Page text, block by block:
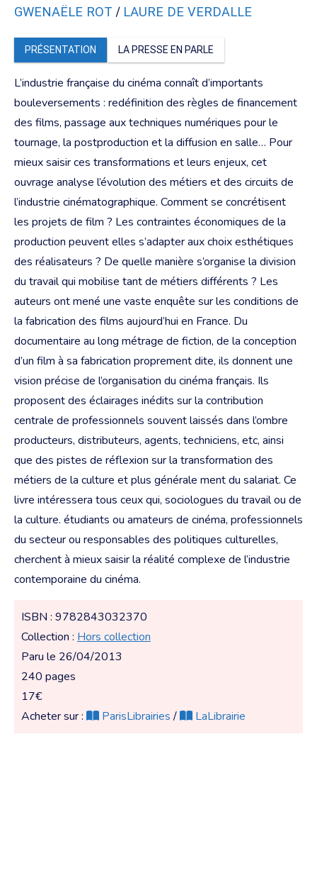
GWENAËLE ROT / LAURE DE VERDALLE
PRÉSENTATION LA PRESSE EN PARLE
L’industrie française du cinéma connaît d’importants
bouleversements : redéfinition des règles de financement
des films, passage aux techniques numériques pour le
tournage, la postproduction et la diffusion en salle… Pour
mieux saisir ces transformations et leurs enjeux, cet
ouvrage analyse l’évolution des métiers et des circuits de
l’industrie cinématographique. Comment se concrétisent
les projets de film ? Les contraintes économiques de la
production peuvent elles s’adapter aux choix esthétiques
des réalisateurs ? De quelle manière s’organise la division
du travail qui mobilise tant de métiers différents ? Les
auteurs ont mené une vaste enquête sur les conditions de
la fabrication des films aujourd’hui en France. Du
documentaire au long métrage de fiction, de la conception
d’un film à sa fabrication proprement dite, ils donnent une
vision précise de l’organisation du cinéma français. Ils
proposent des éclairages inédits sur la contribution
centrale de professionnels souvent laissés dans l’ombre
producteurs, distributeurs, agents, techniciens, etc, ainsi
que des pistes de réflexion sur la transformation des
métiers de la culture et plus générale ment du salariat. Ce
livre intéressera tous ceux qui, sociologues du travail ou de
la culture. étudiants ou amateurs de cinéma, professionnels
du secteur ou responsables des politiques culturelles,
cherchent à mieux saisir la réalité complexe de l’industrie
contemporaine du cinéma.
ISBN : 9782843032370
Collection : Hors collection
Paru le 26/04/2013
240 pages
17€
Acheter sur :
ParisLibrairies/ LaLibrairie